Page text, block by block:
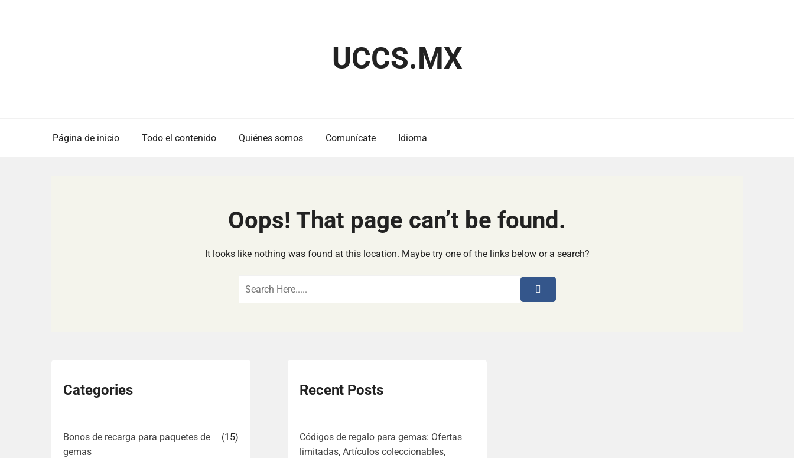
UCCS.MX
Página de inicio Todo el contenido Quiénes somos Comunícate Idioma
Oops! That page can’t be found.
It looks like nothing was found at this location. Maybe try one of the links below or a search?
Categories
Bonos de recarga para paquetes de
gemas
(15)
Recent Posts
Códigos de regalo para gemas: Ofertas
limitadas, Artículos coleccionables,